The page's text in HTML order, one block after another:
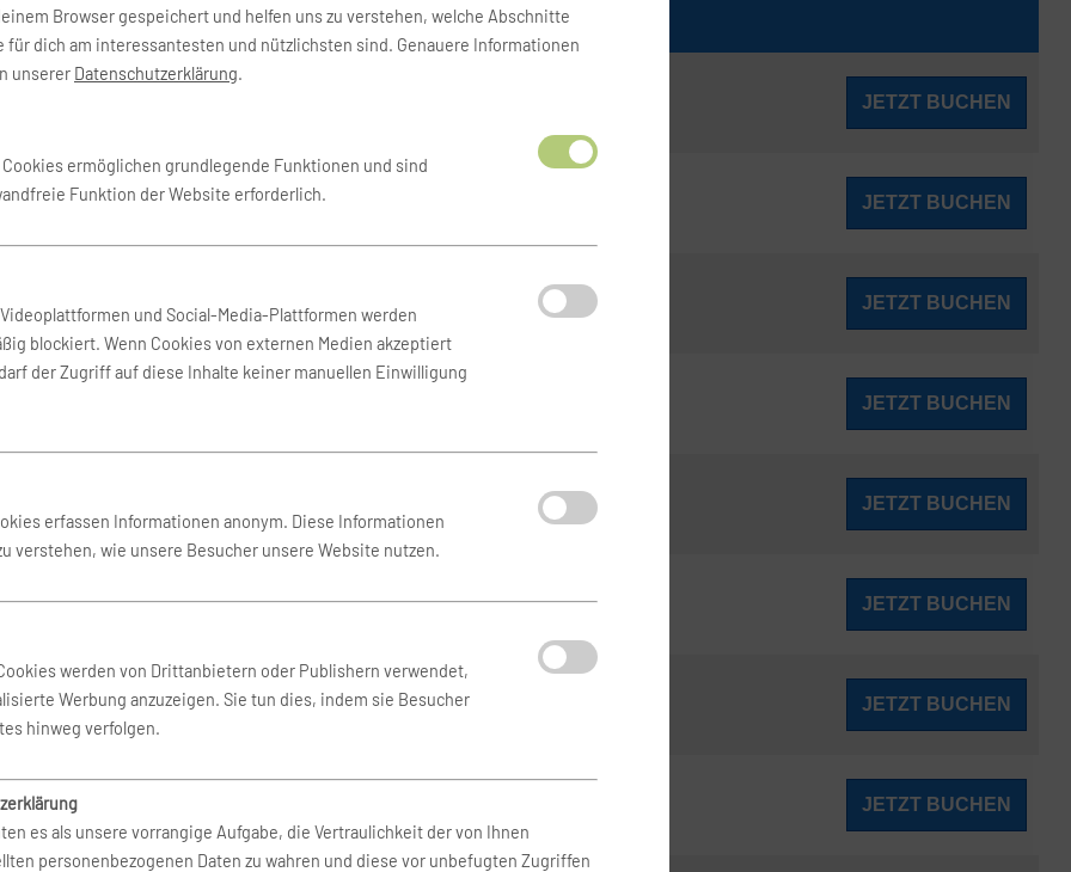
Airline
JETZT BUCHEN
2026-1. Sep. 2026 JETZT BUCHEN
2026 16. Okt. 2026 ab JETZT BUCHEN
JETZT BUCHEN
ab JETZT BUCHEN
2026-16. Sep. 2026 BERlogic ab JETZT BUCHEN
2026-31. Okt. 2026 BERlogic JETZT BUCHEN
2026 JETZT BUCHEN
Browser gespeichert und helfen uns zu verstehen, welche Abschnitte
für dich am interessantesten und nützlichsten sind. Genauere Informationen
unserer Datenschutzerklärung.
Cookies ermöglichen grundlegende Funktionen und sind
Funktion der Website erforderlich.
und Social-Media-Plattformen werden
blockiert. Wenn Cookies von externen Medien akzeptiert
der Zugriff auf diese Inhalte keiner manuellen Einwilligung
erfassen Informationen anonym. Diese Informationen
verstehen, wie unsere Besucher unsere Website nutzen.
werden von Drittanbietern oder Publishern verwendet,
Werbung anzuzeigen. Sie tun dies, indem sie Besucher
hinweg verfolgen.
es als unsere vorrangige Aufgabe, die Vertraulichkeit der von Ihnen
personenbezogenen Daten zu wahren und diese vor unbefugten Zugriffen